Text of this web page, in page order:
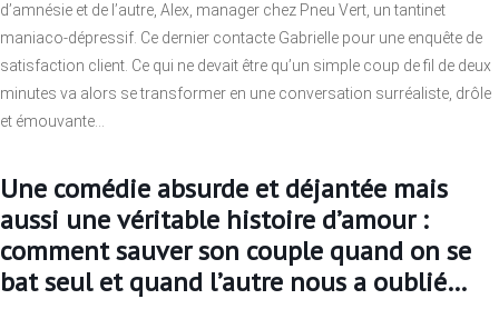
d’amnésie et de l’autre, Alex, manager chez Pneu Vert, un tantinet
maniaco-dépressif. Ce dernier contacte Gabrielle pour une enquête de
satisfaction client. Ce qui ne devait être qu’un simple coup de fil de deux
minutes va alors se transformer en une conversation surréaliste, drôle
et émouvante…
Une comédie absurde et déjantée mais
aussi une véritable histoire d’amour :
comment sauver son couple quand on se
bat seul et quand l’autre nous a oublié…